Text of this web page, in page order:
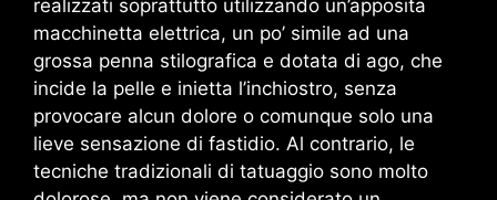
realizzati soprattutto utilizzando un’apposita
macchinetta elettrica, un po’ simile ad una
grossa penna stilografica e dotata di ago, che
incide la pelle e inietta l’inchiostro, senza
provocare alcun dolore o comunque solo una
lieve sensazione di fastidio. Al contrario, le
tecniche tradizionali di tatuaggio sono molto